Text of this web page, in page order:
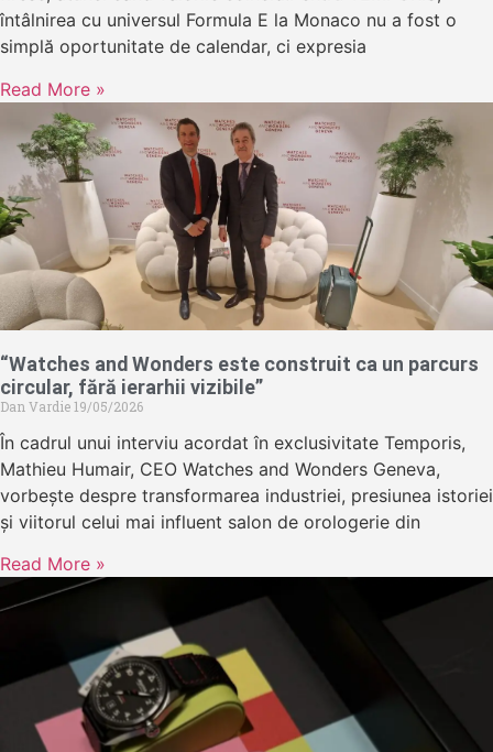
întâlnirea cu universul Formula E la Monaco nu a fost o
simplă oportunitate de calendar, ci expresia
Read More »
“Watches and Wonders este construit ca un parcurs
circular, fără ierarhii vizibile”
Dan Vardie19/05/2026
În cadrul unui interviu acordat în exclusivitate Temporis,
Mathieu Humair, CEO Watches and Wonders Geneva,
vorbește despre transformarea industriei, presiunea istoriei
și viitorul celui mai influent salon de orologerie din
Read More »